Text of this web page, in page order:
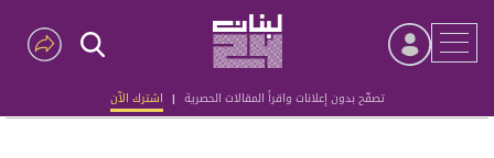
تصفّح بدون إعلانات واقرأ المقالات الحصرية | اشترك الآن
Advertisement